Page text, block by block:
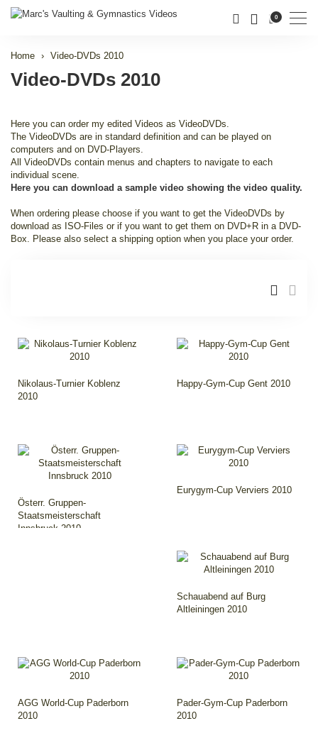
0
Home Video-DVDs 2010
Video-DVDs 2010
Here you can order my edited Videos as VideoDVDs.
The VideoDVDs are in standard definition and can be played on
computers and on DVD-Players.
All VideoDVDs contain menus and chapters to navigate to each
individual scene.
Here you can download a sample video showing the video quality.
When ordering please choose if you want to get the VideoDVDs by
download as ISO-Files or if you want to get them on DVD+R in a DVD-
Box. Please also select a shipping option when you place your order.
Nikolaus-Turnier Koblenz
2010
Happy-Gym-Cup Gent 2010
Österr. Gruppen-
Staatsmeisterschaft
Innsbruck 2010
Eurygym-Cup Verviers 2010
Schauabend auf Burg
Altleiningen 2010
AGG World-Cup Paderborn
2010
Pader-Gym-Cup Paderborn
2010